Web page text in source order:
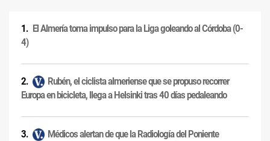
El Almería toma impulso para la Liga goleando al Córdoba (0-
4)
Rubén, el ciclista almeriense que se propuso recorrer
Europa en bicicleta, llega a Helsinki tras 40 días pedaleando
Médicos alertan de que la Radiología del Poniente